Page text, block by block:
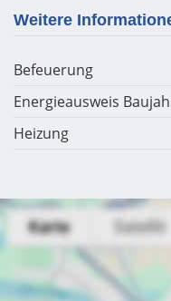
Weitere
Befeuerung
Energieausweis
Heizung